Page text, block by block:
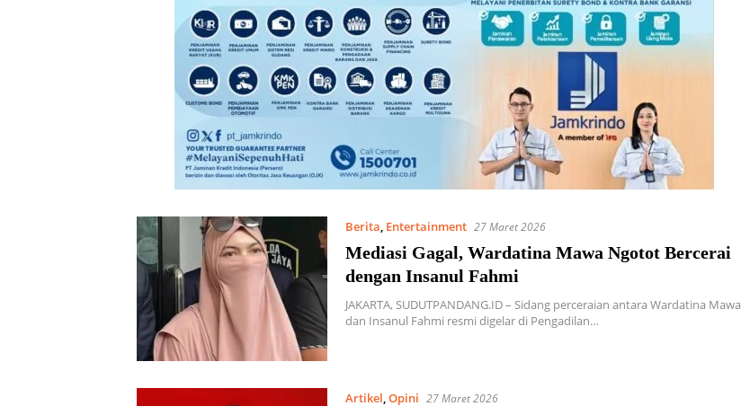
Berita, Entertainment 27 Maret 2026
Mediasi Gagal, Wardatina Mawa Ngotot Bercerai
dengan Insanul Fahmi
JAKARTA, SUDUTPANDANG.ID – Sidang perceraian antara Wardatina Mawa
dan Insanul Fahmi resmi digelar di Pengadilan…
Artikel,Opini 27 Maret 2026